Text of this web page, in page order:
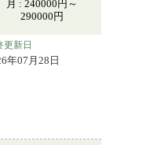
月 : 240000円～
290000円
更新日
年07月28日